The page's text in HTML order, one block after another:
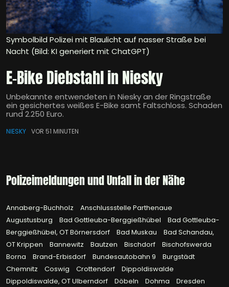
Symbolbild Polizei mit Blaulicht auf nasser Straße bei
Nacht (Bild: KI generiert mit ChatGPT)
E-Bike Diebstahl in Niesky
Unbekannte entwendeten in Niesky an der Ringstraße
ein gesichertes weißes E-Bike samt Faltschloss. Schaden
rund 2.250 Euro.
NIESKY VOR 51 MINUTEN
Polizeimeldungen und Unfall in der Nähe
Annaberg-Buchholz
Anschlussstelle Parthenaue
Augustusburg
Bad Gottleuba-Berggießhübel
Bad Gottleuba-
Berggießhübel, OT Börnersdorf
Bad Muskau
Bad Schandau,
OT Krippen
Bannewitz Bautzen Bischdorf
Bischofswerda
Borna
Brand-Erbisdorf Bundesautobahn 9
Burgstädt
Chemnitz
Coswig Crottendorf
Dippoldiswalde
Dippoldiswalde, OT Ulberndorf
Döbeln Dohma
Dresden